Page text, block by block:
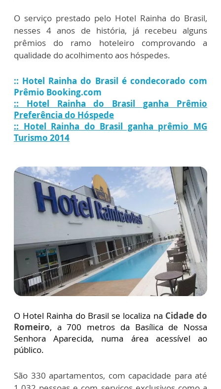
O serviço prestado pelo Hotel Rainha do Brasil,
nesses 4 anos de história, já recebeu alguns
prêmios do ramo hoteleiro comprovando a
qualidade do acolhimento aos hóspedes.
:: Hotel Rainha do Brasil é condecorado com
Prêmio Booking.com
:: Hotel Rainha do Brasil ganha Prêmio
Preferência do Hóspede
:: Hotel Rainha do Brasil ganha prêmio MG
Turismo 2014
O Hotel Rainha do Brasil se localiza na Cidade do
Romeiro, a 700 metros da Basílica de Nossa
Senhora Aparecida, numa área acessível ao
público.
São 330 apartamentos, com capacidade para até